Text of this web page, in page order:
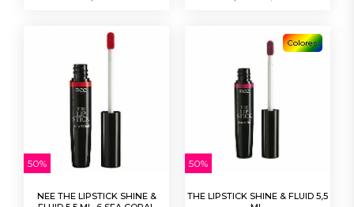
50%
NEE THE LIPSTICK SHINE &
50%
THE LIPSTICK SHINE & FLUID 5,5
Colores